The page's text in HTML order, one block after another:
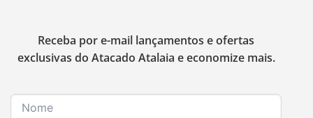
Receba por e-mail lançamentos e ofertas
exclusivas do Atacado Atalaia e economize mais.